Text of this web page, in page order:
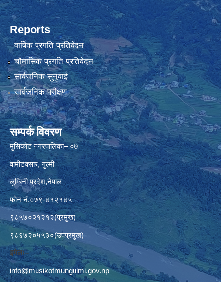
Reports
वार्षिक प्रगति प्रतिवेदन
चौमासिक प्रगति प्रतिवेदन
सार्वजनिक सुनुवाई
सार्वजनिक परीक्षण
सम्पर्क विवरण
मुसिकोट नगरपालिका– ०७
वामीटक्सार, गुल्मी
लुम्बिनी प्रदेश,नेपाल
फोन नं.०७९-४१२१४५
९८५७०२१२१२(प्रमुख)
९८६७२०५५३०(उपप्रमुख)
इमेलः–
info@musikotmungulmi.gov.np,